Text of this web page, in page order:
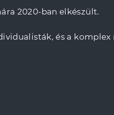
2020-ban elkészült.
és a